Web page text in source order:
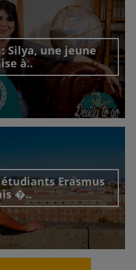
Silya, une jeune
à..
interview
Erasmus
�..